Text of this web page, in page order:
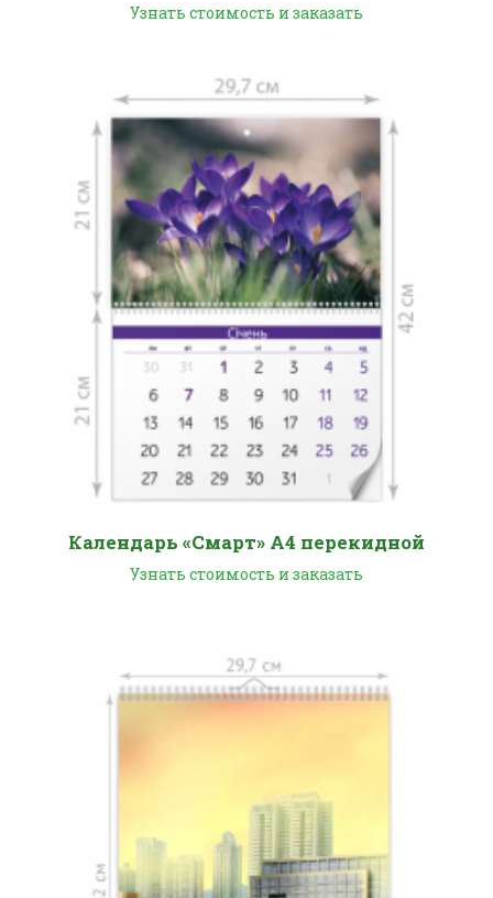
Узнать стоимость и заказать
Календарь «Смарт» А4 перекидной
Узнать стоимость и заказать